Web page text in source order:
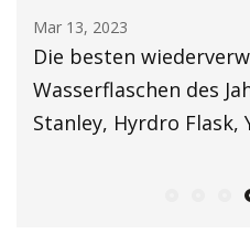
Mar 13, 2023
Die besten
Wasserflaschen des
Stanley, Hyrdro Flask,